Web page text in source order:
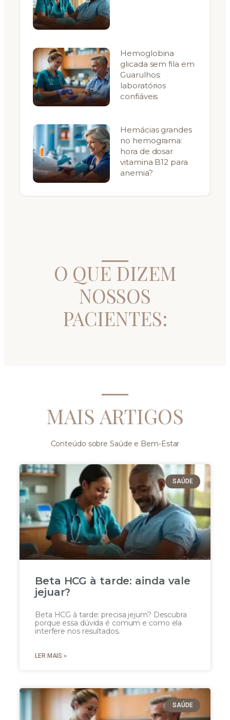
Hemoglobina
glicada sem fila em
Guarulhos:
laboratórios
confiáveis
Hemácias grandes
no hemograma:
hora de dosar
vitamina B12 para
anemia?
O QUE DIZEM
NOSSOS
PACIENTES:
MAIS ARTIGOS
Conteúdo sobre Saúde e Bem-Estar
SAÚDE
Beta HCG à tarde: ainda vale
jejuar?
Beta HCG à tarde: precisa jejum? Descubra
porque essa dúvida é comum e como ela
interfere nos resultados.
LER MAIS »
SAÚDE